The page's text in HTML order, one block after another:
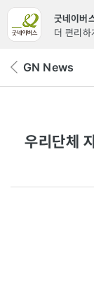
굿네이버
더 편리
뒤 GN News
우리단체